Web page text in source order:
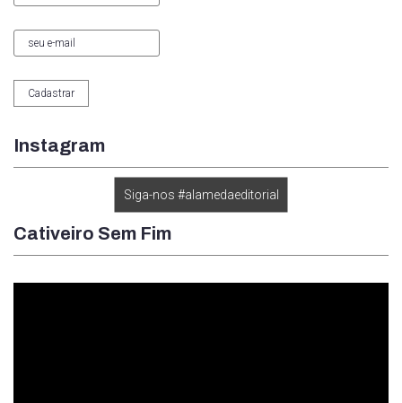
Instagram
Siga-nos #alamedaeditorial
Cativeiro Sem Fim